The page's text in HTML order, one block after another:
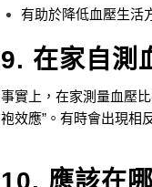
有助於降低血壓生活
9. 在家自測
事實上，在家測量血壓
袍效應”。有時會出現相
10. 應該在